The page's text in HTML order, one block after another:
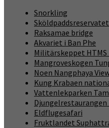
Snorkling
Raksamae bridge
Akvariet i Ban Phe
Militärskeppet HTMS
Mangroveskogen
Noen Nangphaya
Kung Krabaen
Vattenlekparken
Eldflugesafari
Fruktlandet